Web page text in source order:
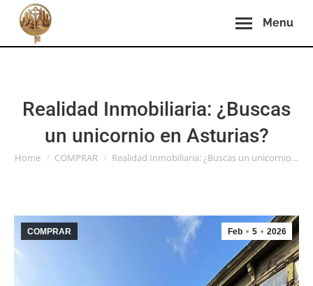
Menu
Realidad Inmobiliaria: ¿Buscas
un unicornio en Asturias?
You are here:
Home COMPRAR Realidad Inmobiliaria: ¿Buscas un unicornio…
Feb 5 2026
COMPRAR